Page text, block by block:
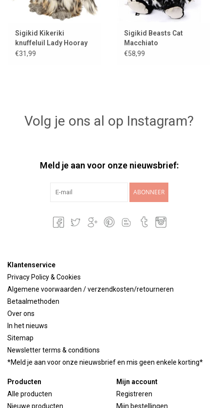
Sigikid Kikeriki
knuffeluil Lady Hooray
€31,99
Sigikid Beasts Cat
Macchiato
€58,99
Volg je ons al op Instagram?
Meld je aan voor onze nieuwsbrief:
ABONNEER
Klantenservice
Privacy Policy & Cookies
Algemene voorwaarden / verzendkosten/retourneren
Betaalmethoden
Over ons
In het nieuws
Sitemap
Newsletter terms & conditions
*Meld je aan voor onze nieuwsbrief en mis geen enkele korting*
Producten
Alle producten
Nieuwe producten
Mijn account
Registreren
Mijn bestellingen